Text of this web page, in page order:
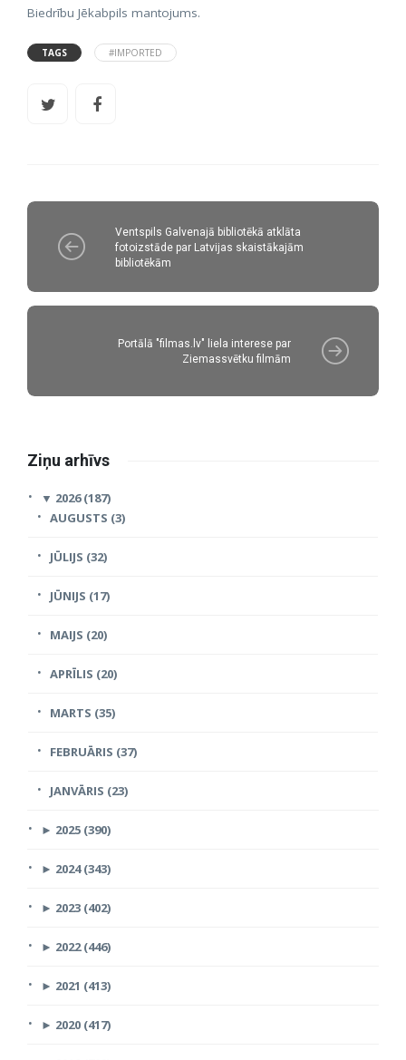
Biedrību Jēkabpils mantojums.
TAGS #IMPORTED
Ventspils Galvenajā bibliotēkā atklāta
fotoizstāde par Latvijas skaistākajām
bibliotēkām
Portālā "filmas.lv" liela interese par
Ziemassvētku filmām
Ziņu arhīvs
▼ 2026 (187)
AUGUSTS (3)
JŪLIJS (32)
JŪNIJS (17)
MAIJS (20)
APRĪLIS (20)
MARTS (35)
FEBRUĀRIS (37)
JANVĀRIS (23)
► 2025 (390)
► 2024 (343)
► 2023 (402)
► 2022 (446)
► 2021 (413)
► 2020 (417)